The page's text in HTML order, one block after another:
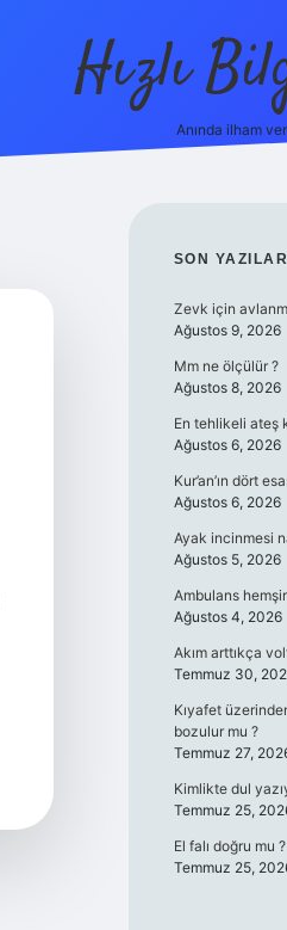
Hızlı
Anında ilham
SON YAZILAR
Zevk için
Ağustos 9, 2026
Mm ne ölçülür ?
Ağustos 8, 2026
En tehlikeli ateş
Ağustos 6, 2026
Kur’an’ın dört
Ağustos 6, 2026
Ayak incinmesi
Ağustos 5, 2026
Ambulans
Ağustos 4, 2026
Akım arttıkça
Temmuz 30,
Kıyafet
bozulur mu ?
Temmuz 27,
Kimlikte dul
Temmuz 25,
El falı doğru mu ?
Temmuz 25,